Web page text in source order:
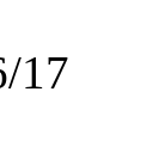
17